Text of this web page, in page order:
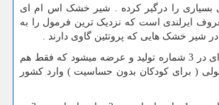
بسیاری را درگیر کرده . شیر خشک اس ام ای
ایرلندی است که نزدیک ترین فرمول را به
در شیر خشک هایی که پروتئین گاوی دارند
شیر خشک اس ام ای در 3 شماره تولید و عرضه میشود که فقط هم
معمولی ( برای کودکان بدون حساسیت ) وارد کشور